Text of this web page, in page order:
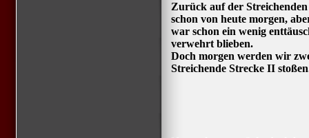
Zurück auf der
schon von heute morgen,
war schon ein wenig
verwehrt blieben.
Doch morgen werden wir
Streichende Strecke II